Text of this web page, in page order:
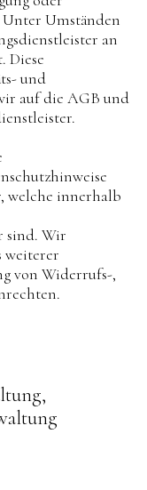
Umständen
an
Diese
und
auf die AGB und
welche innerhalb
sind. Wir
weiterer
von Widerrufs-,